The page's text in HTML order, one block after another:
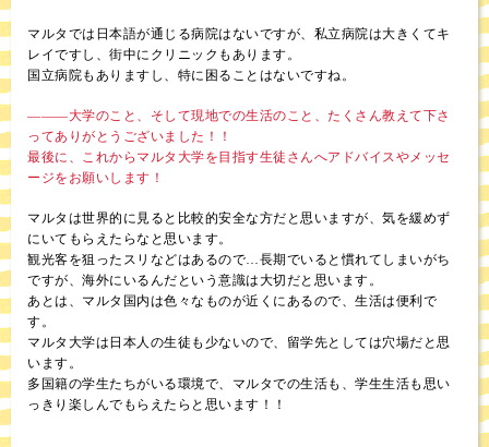
マルタでは日本語が通じる病院はないですが、私立病院は大きくてキ
レイですし、街中にクリニックもあります。
国立病院もありますし、特に困ることはないですね。
―――大学のこと、そして現地での生活のこと、たくさん教えて下さ
ってありがとうございました！！
最後に、これからマルタ大学を目指す生徒さんへアドバイスやメッセ
ージをお願いします！
マルタは世界的に見ると比較的安全な方だと思いますが、気を緩めず
にいてもらえたらなと思います。
観光客を狙ったスリなどはあるので…長期でいると慣れてしまいがち
ですが、海外にいるんだという意識は大切だと思います。
あとは、マルタ国内は色々なものが近くにあるので、生活は便利で
す。
マルタ大学は日本人の生徒も少ないので、留学先としては穴場だと思
います。
多国籍の学生たちがいる環境で、マルタでの生活も、学生生活も思い
っきり楽しんでもらえたらと思います！！